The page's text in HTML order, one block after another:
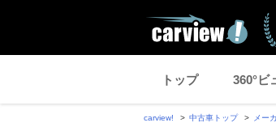
トップ 360°ビ
carview! 中古車トップ メー